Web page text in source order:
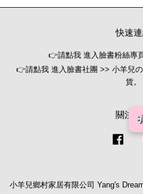
快速
👉請點我 進入臉書粉絲專
👉請點我 進入臉書社團 >> 小羊兒
貨。
關注
小羊兒鄉村家居有限公司 Yang's